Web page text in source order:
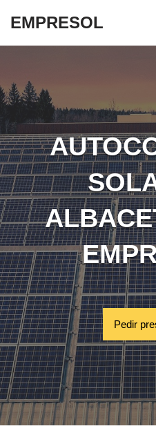
EMPRESOL
Pedir